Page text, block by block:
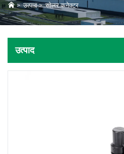
>उत्पाद>सोलर कनेक्टर
उत्पाद